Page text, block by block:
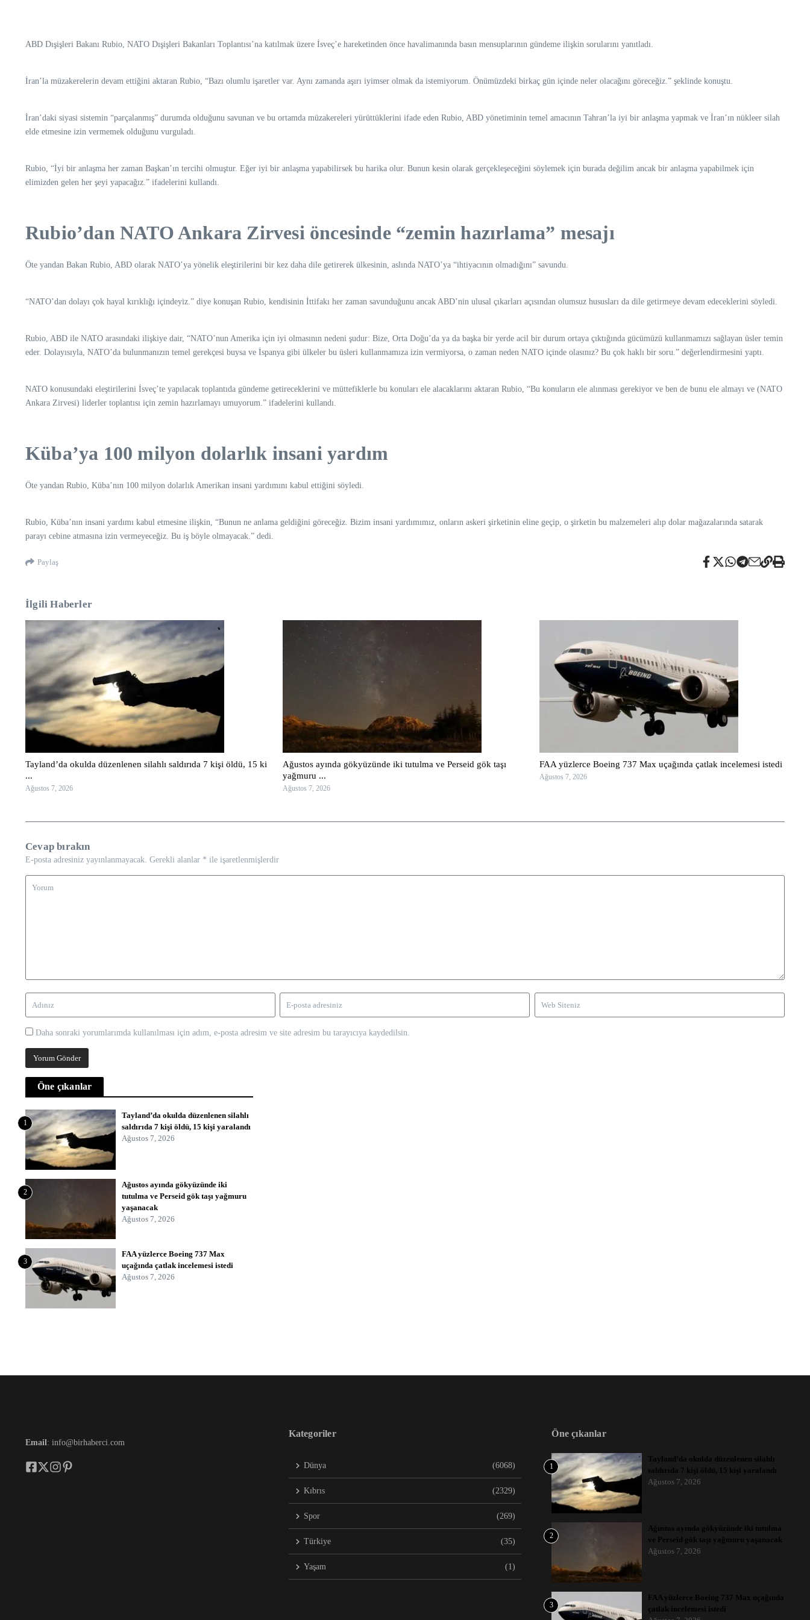
ABD Dışişleri Bakanı Rubio, NATO Dışişleri Bakanları Toplantısı’na katılmak üzere İsveç’e hareketinden önce havalimanında basın mensuplarının gündeme ilişkin sorularını yanıtladı.
İran’la müzakerelerin devam ettiğini aktaran Rubio, “Bazı olumlu işaretler var. Aynı zamanda aşırı iyimser olmak da istemiyorum. Önümüzdeki birkaç gün içinde neler olacağını göreceğiz.” şeklinde konuştu.
İran’daki siyasi sistemin “parçalanmış” durumda olduğunu savunan ve bu ortamda müzakereleri yürüttüklerini ifade eden Rubio, ABD yönetiminin temel amacının Tahran’la iyi bir anlaşma yapmak ve İran’ın nükleer silah
elde etmesine izin vermemek olduğunu vurguladı.
Rubio, “İyi bir anlaşma her zaman Başkan’ın tercihi olmuştur. Eğer iyi bir anlaşma yapabilirsek bu harika olur. Bunun kesin olarak gerçekleşeceğini söylemek için burada değilim ancak bir anlaşma yapabilmek için
elimizden gelen her şeyi yapacağız.” ifadelerini kullandı.
Rubio’dan NATO Ankara Zirvesi öncesinde “zemin hazırlama” mesajı
Öte yandan Bakan Rubio, ABD olarak NATO’ya yönelik eleştirilerini bir kez daha dile getirerek ülkesinin, aslında NATO’ya “ihtiyacının olmadığını” savundu.
“NATO’dan dolayı çok hayal kırıklığı içindeyiz.” diye konuşan Rubio, kendisinin İttifakı her zaman savunduğunu ancak ABD’nin ulusal çıkarları açısından olumsuz hususları da dile getirmeye devam edeceklerini söyledi.
Rubio, ABD ile NATO arasındaki ilişkiye dair, “NATO’nun Amerika için iyi olmasının nedeni şudur: Bize, Orta Doğu’da ya da başka bir yerde acil bir durum ortaya çıktığında gücümüzü kullanmamızı sağlayan üsler temin
eder. Dolayısıyla, NATO’da bulunmanızın temel gerekçesi buysa ve İspanya gibi ülkeler bu üsleri kullanmamıza izin vermiyorsa, o zaman neden NATO içinde olasınız? Bu çok haklı bir soru.” değerlendirmesini yaptı.
NATO konusundaki eleştirilerini İsveç’te yapılacak toplantıda gündeme getireceklerini ve müttefiklerle bu konuları ele alacaklarını aktaran Rubio, “Bu konuların ele alınması gerekiyor ve ben de bunu ele almayı ve (NATO
Ankara Zirvesi) liderler toplantısı için zemin hazırlamayı umuyorum.” ifadelerini kullandı.
Küba’ya 100 milyon dolarlık insani yardım
Öte yandan Rubio, Küba’nın 100 milyon dolarlık Amerikan insani yardımını kabul ettiğini söyledi.
Rubio, Küba’nın insani yardımı kabul etmesine ilişkin, “Bunun ne anlama geldiğini göreceğiz. Bizim insani yardımımız, onların askeri şirketinin eline geçip, o şirketin bu malzemeleri alıp dolar mağazalarında satarak
parayı cebine atmasına izin vermeyeceğiz. Bu iş böyle olmayacak.” dedi.
Paylaş
İlgili Haberler
Tayland’da okulda düzenlenen silahlı saldırıda 7 kişi öldü, 15 ki
...
Ağustos 7, 2026
Ağustos ayında gökyüzünde iki tutulma ve Perseid gök taşı
yağmuru ...
Ağustos 7, 2026
FAA yüzlerce Boeing 737 Max uçağında çatlak incelemesi istedi
Ağustos 7, 2026
Cevap bırakın
E-posta adresiniz yayınlanmayacak. Gerekli alanlar * ile işaretlenmişlerdir
Daha sonraki yorumlarımda kullanılması için adım, e-posta adresim ve site adresim bu tarayıcıya kaydedilsin.
Öne çıkanlar
1
Tayland’da okulda düzenlenen silahlı
saldırıda 7 kişi öldü, 15 kişi yaralandı
Ağustos 7, 2026
2
Ağustos ayında gökyüzünde iki
tutulma ve Perseid gök taşı yağmuru
yaşanacak
Ağustos 7, 2026
3
FAA yüzlerce Boeing 737 Max
uçağında çatlak incelemesi istedi
Ağustos 7, 2026
Email: info@birhaberci.com
Kategoriler
Dünya (6068)
Kıbrıs (2329)
Spor (269)
Türkiye (35)
Yaşam (1)
Öne çıkanlar
1
Tayland’da okulda düzenlenen silahlı
saldırıda 7 kişi öldü, 15 kişi yaralandı
Ağustos 7, 2026
2
Ağustos ayında gökyüzünde iki tutulma
ve Perseid gök taşı yağmuru yaşanacak
Ağustos 7, 2026
3
FAA yüzlerce Boeing 737 Max uçağında
çatlak incelemesi istedi